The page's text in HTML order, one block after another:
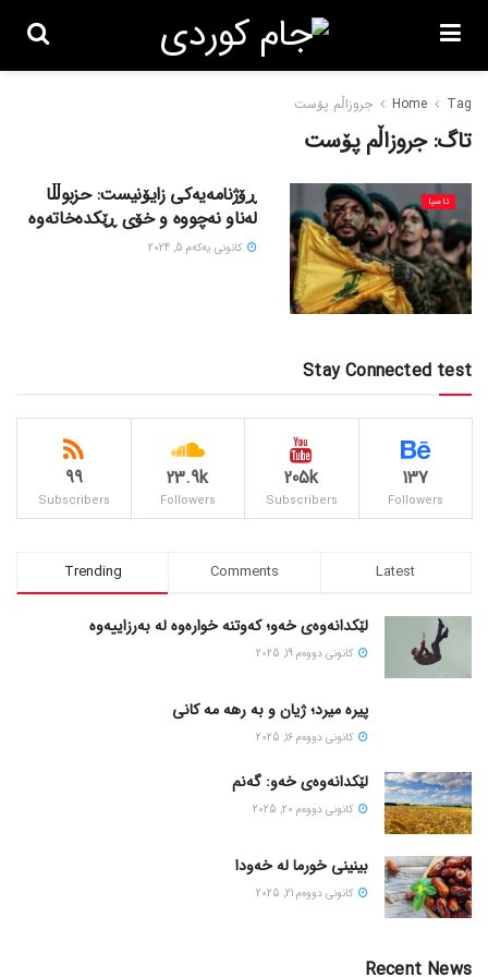
Home Tag جروزاڵم پۆست
تاگ:جروزاڵم پۆست
ئاسیا
ڕۆژنامەیەکی زایۆنیست: حزبوڵڵا
لەناو نەچووە و خۆی ڕێکدەخاتەوە
كانونی یه‌كه‌م 5, 2024
Stay Connected test
137
Followers
205k
Subscribers
23.9k
Followers
99
Subscribers
Trending Comments Latest
لێکدانەوەی خەو؛ کەوتنە خوارەوە لە بەرزاییەوە
كانونی دووه‌م 19, 2025
پیره میرد؛ ژیان و به رهه مه کانی
كانونی دووه‌م 16, 2025
لێکدانەوەی خەو: گەنم
كانونی دووه‌م 20, 2025
بینینی خورما لە خەودا
كانونی دووه‌م 21, 2025
Recent News